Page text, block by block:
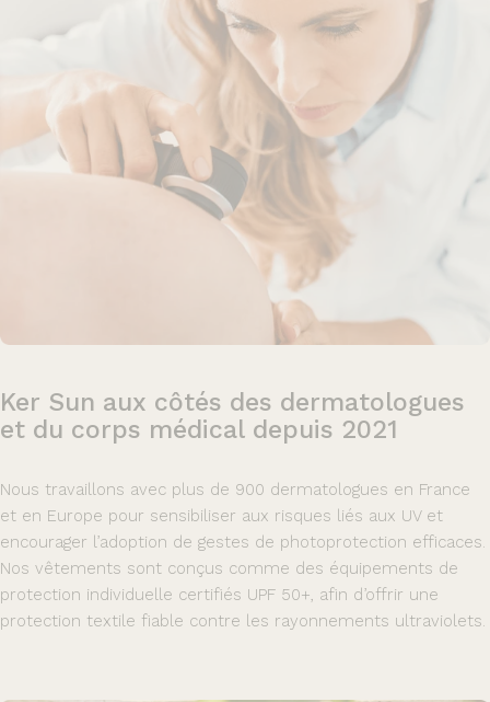
Ker Sun aux côtés des dermatologues
et du corps médical depuis 2021
Nous travaillons avec plus de 900 dermatologues en France
et en Europe pour sensibiliser aux risques liés aux UV et
encourager l’adoption de gestes de photoprotection efficaces.
Nos vêtements sont conçus comme des équipements de
protection individuelle certifiés UPF 50+, afin d’offrir une
protection textile fiable contre les rayonnements ultraviolets.